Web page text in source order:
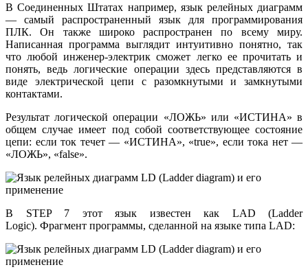
В Соединенных Штатах например, язык релейных диаграмм
— самый распространенный язык для программирования
ПЛК. Он также широко распространен по всему миру.
Написанная программа выглядит интуитивно понятно, так
что любой инженер-электрик сможет легко ее прочитать и
понять, ведь логические операции здесь представляются в
виде электрической цепи с разомкнутыми и замкнутыми
контактами.
Результат логической операции «ЛОЖЬ» или «ИСТИНА» в
общем случае имеет под собой соответствующее состояние
цепи: если ток течет — «ИСТИНА», «true», если тока нет —
«ЛОЖЬ», «false».
В STEP 7 этот язык известен как LAD (Ladder
Logic). Фрагмент программы, сделанной на языке типа LAD: